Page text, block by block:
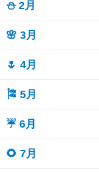
⛄ 2月
🌸 3月
🌷 4月
🎏 5月
☔ 6月
🌻 7月